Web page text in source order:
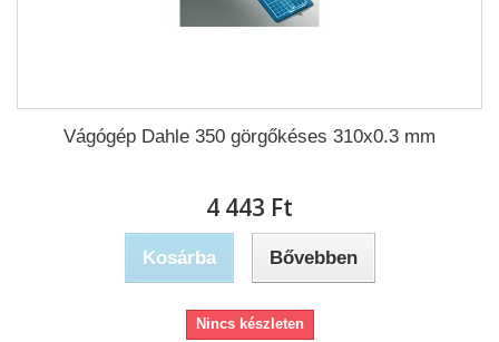
Vágógép Dahle 350 görgőkéses 310x0.3 mm
4 443 Ft‎
Kosárba Bővebben
Nincs készleten